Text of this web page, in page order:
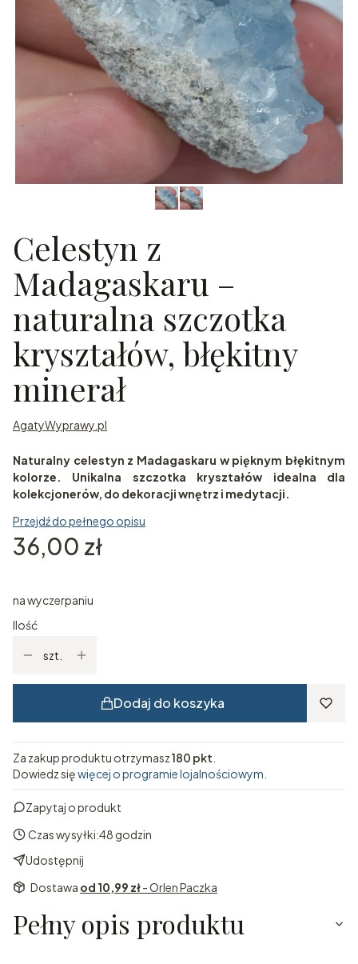
Celestyn z
Madagaskaru –
naturalna szczotka
kryształów, błękitny
minerał
AgatyWyprawy.pl
Naturalny celestyn z Madagaskaru w pięknym błękitnym
kolorze. Unikalna szczotka kryształów idealna dla
kolekcjonerów, do dekoracji wnętrz i medytacji.
Przejdź do pełnego opisu
Cena
36,00 zł
na wyczerpaniu
Ilość
szt.
Dodaj do koszyka
Za zakup produktu otrzymasz180 pkt
Dowiedz sięwięcej o programie lojalnościowym.
Zapytaj o produkt
Czas wysyłki:48 godzin
Udostępnij
Dostawa od 10,99 zł- Orlen Paczka
Pełny opis produktu